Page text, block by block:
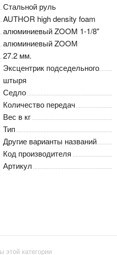
Стальной руль
AUTHOR high density foam
алюминиевый ZOOM 1-1/8"
алюминиевый ZOOМ
27.2 мм.
Эксцентрик подседельного
штыря
Седло
Количество передач
Вес в кг
Тип
Другие варианты названий
Код производителя
Артикул
этой категории